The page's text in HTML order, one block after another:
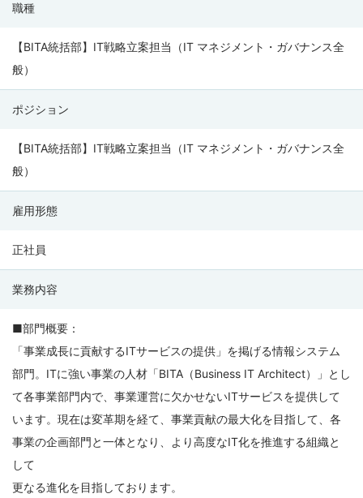
キ
の
職種
【BITA統括部】IT戦略立案担当（IT マネジメント・ガバナンス全
般）
ポジション
【BITA統括部】IT戦略立案担当（IT マネジメント・ガバナンス全
般）
雇用形態
正社員
業務内容
■部門概要：
「事業成長に貢献するITサービスの提供」を掲げる情報システム
部門。ITに強い事業の人材「BITA（Business IT Architect）」とし
て各事業部門内で、事業運営に欠かせないITサービスを提供して
います。現在は変革期を経て、事業貢献の最大化を目指して、各
事業の企画部門と一体となり、より高度なIT化を推進する組織と
して
更なる進化を目指しております。